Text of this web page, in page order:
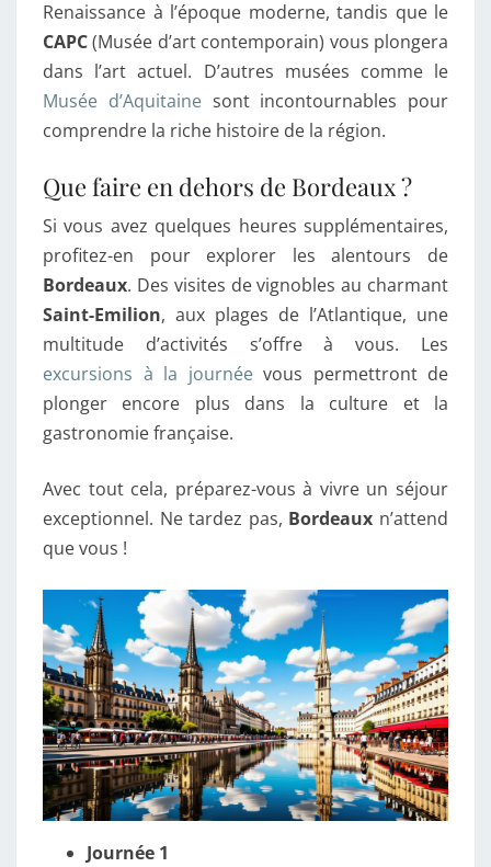
Renaissance à l’époque moderne, tandis que le
CAPC(Musée d’art contemporain) vous plongera
dans l’art actuel. D’autres musées comme le
Musée d’Aquitainesont incontournables pour
comprendre la riche histoire de la région.
Que faire en dehors de Bordeaux ?
Si vous avez quelques heures supplémentaires,
profitez-en pour explorer les alentours de
Bordeaux. Des visites de vignobles au charmant
Saint-Emilion, aux plages de l’Atlantique, une
multitude d’activités s’offre à vous. Les
excursions à la journéevous permettront de
plonger encore plus dans la culture et la
gastronomie française.
Avec tout cela, préparez-vous à vivre un séjour
exceptionnel. Ne tardez pas, Bordeaux n’attend
que vous !
Journée 1